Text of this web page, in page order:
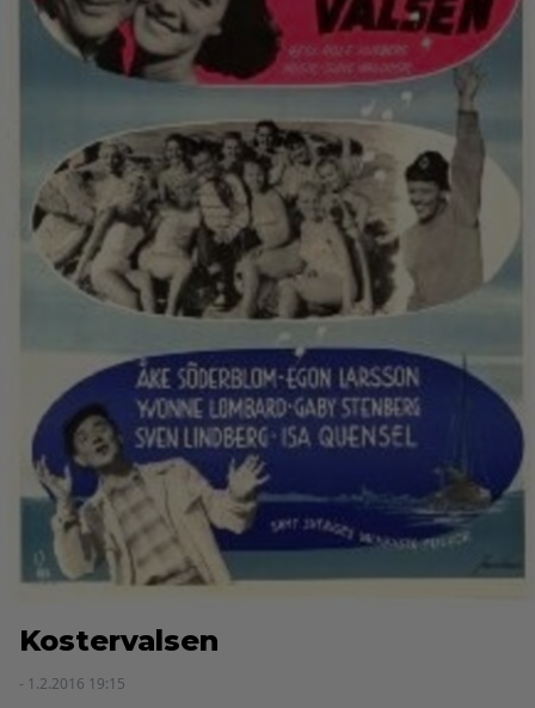
Kostervalsen
- 1.2.2016 19:15